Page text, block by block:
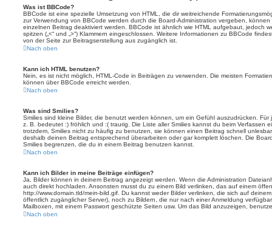
Was ist BBCode?
BBCode ist eine spezielle Umsetzung von HTML, die dir weitreichende
zur Verwendung von BBCode werden durch die Board-Administration vergeben,
einzelnen Beitrag deaktiviert werden. BBCode ist ähnlich wie HTML aufgebaut, jedoch
spitzen („<“ und „>“) Klammern eingeschlossen. Weitere Informationen zu BBCode
von der Seite zur Beitragserstellung aus zugänglich ist.
Nach oben
Kann ich HTML benutzen?
Nein, es ist nicht möglich, HTML-Code in Beiträgen zu verwenden. Die meisten
können über BBCode erreicht werden.
Nach oben
Was sind Smilies?
Smilies sind kleine Bilder, die benutzt werden können, um ein Gefühl auszudrücken.
z. B. bedeutet :) fröhlich und :( traurig. Die Liste aller Smilies kannst du beim Verfassen
trotzdem, Smilies nicht zu häufig zu benutzen, sie können einen Beitrag schnell
deshalb deinen Beitrag entsprechend überarbeiten oder gar komplett löschen. Die
Smilies begrenzen, die du in einem Beitrag benutzen kannst.
Nach oben
Kann ich Bilder in meine Beiträge einfügen?
Ja, Bilder können in deinem Beitrag angezeigt werden. Wenn die Administration
auch direkt hochladen. Ansonsten musst du zu einem Bild verlinken, das auf einem
http://www.domain.tld/mein-bild.gif. Du kannst weder Bilder verlinken, die sich auf
öffentlich zugänglicher Server), noch zu Bildern, die nur nach einer Anmeldung
Mailboxen, mit einem Passwort geschützte Seiten usw. Um das Bild anzuzeigen,
Nach oben